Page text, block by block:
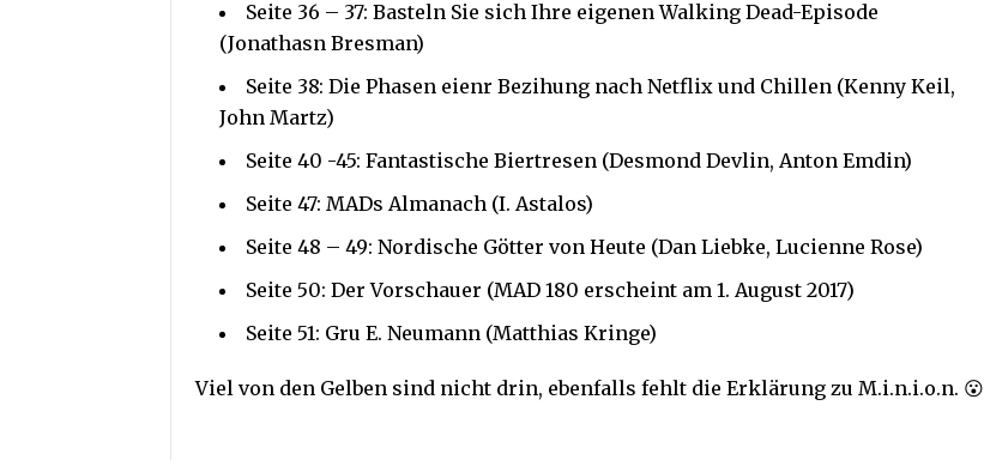
Seite 36 – 37: Basteln Sie sich Ihre eigenen Walking Dead-Episode
(Jonathasn Bresman)
Seite 38: Die Phasen eienr Bezihung nach Netflix und Chillen (Kenny Keil,
John Martz)
Seite 40 -45: Fantastische Biertresen (Desmond Devlin, Anton Emdin)
Seite 47: MADs Almanach (I. Astalos)
Seite 48 – 49: Nordische Götter von Heute (Dan Liebke, Lucienne Rose)
Seite 50: Der Vorschauer (MAD 180 erscheint am 1. August 2017)
Seite 51: Gru E. Neumann (Matthias Kringe)
Viel von den Gelben sind nicht drin, ebenfalls fehlt die Erklärung zu M.i.n.i.o.n. 😮